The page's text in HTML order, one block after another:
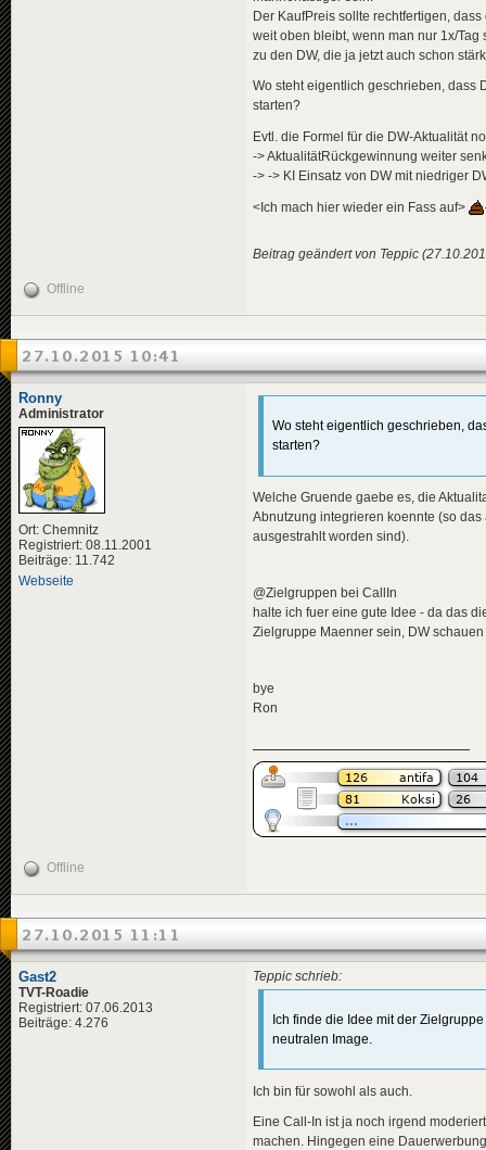
Der KaufPreis sollte rechtfertigen,
weit oben bleibt, wenn man nur 1x/Tag
zu den DW, die ja jetzt auch schon
Wo steht eigentlich geschrieben, dass
starten?
Evtl. die Formel für die DW-Aktualität
-> AktualitätRückgewinnung weiter
-> -> KI Einsatz von DW mit niedriger
<Ich mach hier wieder ein Fass auf>
Beitrag geändert von Teppic
Offline
27.10.2015 10:41
Ronny
Administrator
Ort: Chemnitz
Registriert: 08.11.2001
Beiträge: 11.742
Webseite
Wo steht eigentlich geschrieben,
starten?
Welche Gruende gaebe es, die
Abnutzung integrieren koennte (so
ausgestrahlt worden sind).
@Zielgruppen bei CallIn
halte ich fuer eine gute Idee - da das
Zielgruppe Maenner sein, DW
bye
Ron
Offline
27.10.2015 11:11
Gast2
TVT-Roadie
Registriert: 07.06.2013
Beiträge: 4.276
Teppic schrieb:
Ich finde die Idee mit der
neutralen Image.
Ich bin für sowohl als auch.
Eine Call-In ist ja noch irgend
machen. Hingegen eine